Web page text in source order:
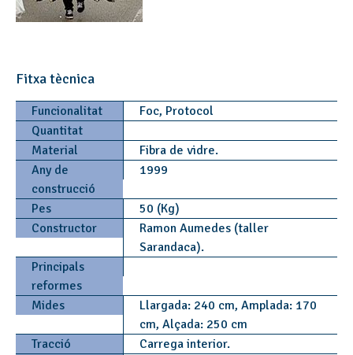
Fitxa tècnica
Funcionalitat
Foc, Protocol
Quantitat
Material
Fibra de vidre.
Any de
construcció
1999
Pes
50 (Kg)
Constructor
Ramon Aumedes (taller
Sarandaca).
Principals
reformes
Mides
Llargada: 240 cm, Amplada: 170
cm, Alçada: 250 cm
Tracció
Carrega interior.